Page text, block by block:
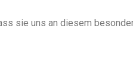
sie uns an diesem